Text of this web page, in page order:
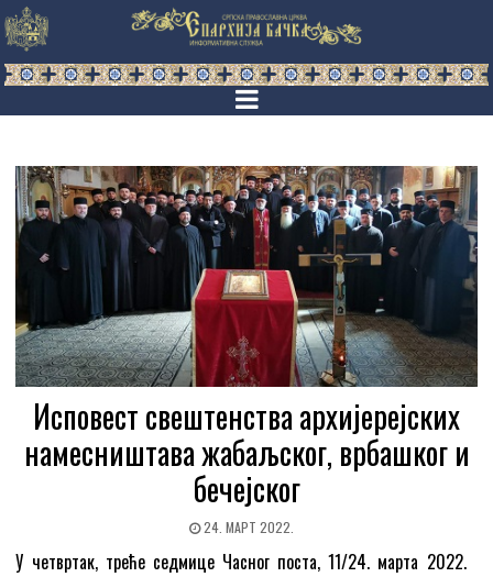
Исповест свештенства архијерејских
намесништава жабаљског, врбашког и
бечејског
24. МАРТ 2022.
У четвртак, треће седмице Часног поста, 11/24. марта 2022.